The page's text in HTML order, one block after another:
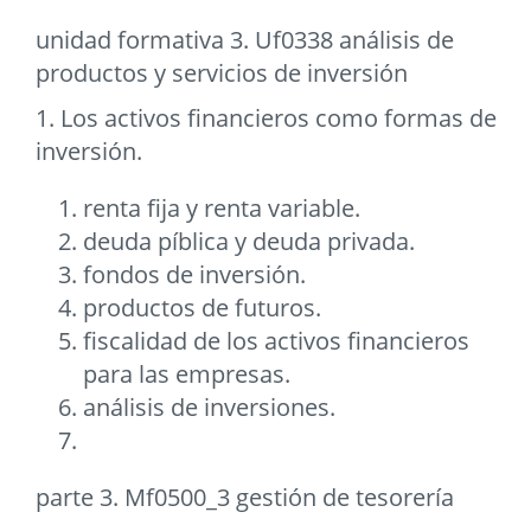
unidad formativa 3. Uf0338 análisis de
productos y servicios de inversión
1. Los activos financieros como formas de
inversión.
renta fija y renta variable.
deuda píblica y deuda privada.
fondos de inversión.
productos de futuros.
fiscalidad de los activos financieros
para las empresas.
análisis de inversiones.
parte 3. Mf0500_3 gestión de tesorería